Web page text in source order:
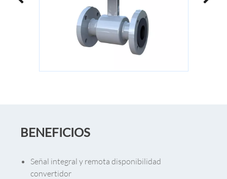
BENEFICIOS
Señal integral y remota disponibilidad
convertidor